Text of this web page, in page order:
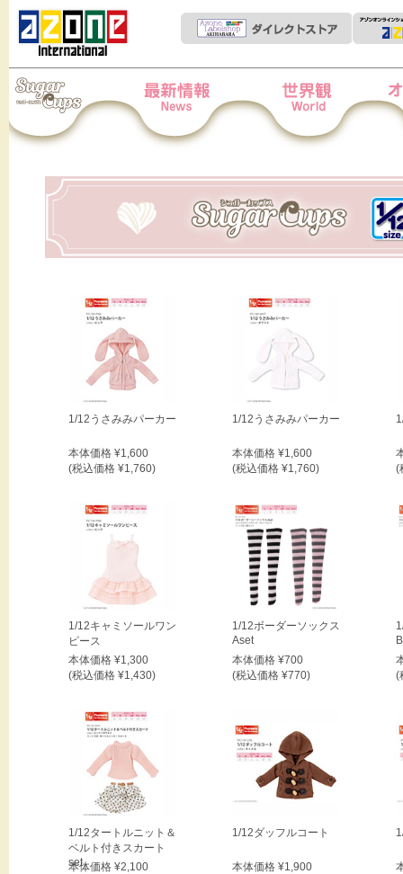
1/12うさみみパーカー
本体価格 ¥1,600
(税込価格 ¥1,760)
1/12うさみみパーカー
本体価格 ¥1,600
(税込価格 ¥1,760)
(
1/12キャミソールワン
ピース
本体価格 ¥1,300
(税込価格 ¥1,430)
1/12ボーダーソックス
Aset
本体価格 ¥700
(税込価格 ¥770)
(
1/12タートルニット＆
ベルト付きスカート
set
本体価格 ¥2,100
1/12ダッフルコート
本体価格 ¥1,900